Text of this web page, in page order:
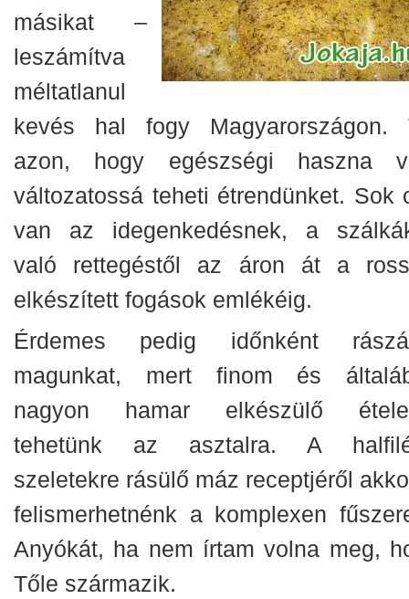
másikat –
leszámítva
méltatlanul
kevés hal fogy Magyarországon.
azon, hogy egészségi haszna
változatossá teheti étrendünket. Sok
van az idegenkedésnek, a
való rettegéstől az áron át a
elkészített fogások emlékéig.
Érdemes pedig időnként
magunkat, mert finom és
nagyon hamar elkészülő
tehetünk az asztalra. A
szeletekre rásülő máz receptjéről
felismerhetnénk a komplexen
Anyókát, ha nem írtam volna meg,
Tőle származik.